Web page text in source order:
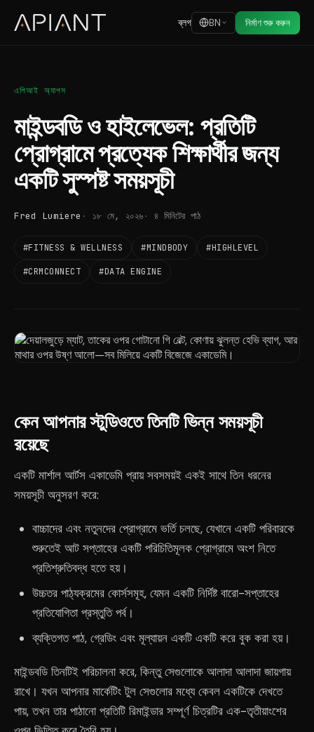
ব্লগ BN নির্মাণ শুরু করুন
এপিআই অ্যাপস
মাইন্ডবডি ও হাইলেভেল: প্রতিটি
প্রোগ্রামে প্রত্যেক শিক্ষার্থীর জন্য
একটি সুস্পষ্ট সময়সূচী
Fred Lumiere ১৮ মে, ২০২৬ ৪ মিনিটের পাঠ
#FITNESS & WELLNESS #MINDBODY #HIGHLEVEL
#CRMCONNECT #DATA ENGINE
কেন আপনার স্টুডিওতে তিনটি ভিন্ন সময়সূচী
রয়েছে
একটি মার্শাল আর্টস একাডেমি প্রায় সবসময়ই একই সাথে তিন ধরনের
সময়সূচী অনুসরণ করে:
বাচ্চাদের এবং নতুনদের প্রোগ্রামে ভর্তি চলছে, যেখানে একটি পরিবারকে
শুরুতেই আট সপ্তাহের একটি পরিচিতিমূলক প্রোগ্রামে অংশ নিতে
প্রতিশ্রুতিবদ্ধ হতে হয়।
উচ্চতর পাঠ্যক্রমের কোর্সসমূহ, যেমন একটি নির্দিষ্ট বারো-সপ্তাহের
প্রতিযোগিতা প্রস্তুতি পর্ব।
ব্যক্তিগত পাঠ, গ্রেডিং এবং মূল্যায়ন একটি একটি করে বুক করা হয়।
মাইন্ডবডি তিনটিই পরিচালনা করে, কিন্তু সেগুলোকে আলাদা আলাদা জায়গায়
রাখে। যখন আপনার মার্কেটিং টুল সেগুলোর মধ্যে কেবল একটিকে দেখতে
পায়, তখন তার পাঠানো প্রতিটি রিমাইন্ডার সম্পূর্ণ চিত্রটির এক-তৃতীয়াংশের